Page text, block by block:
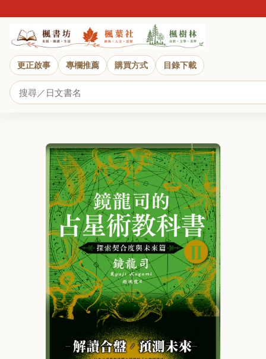
更正啟事 專欄推薦 購買方式 目錄下載